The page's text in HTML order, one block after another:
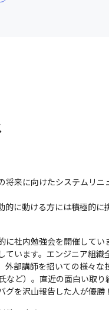
将来に向けたシステムリ
に動ける方には積極的に
に社内勉強会を開催して
ています。エンジニア組
外部講師を招いての様々
ど）。直近の面白い取
グを沢山報告した人が優